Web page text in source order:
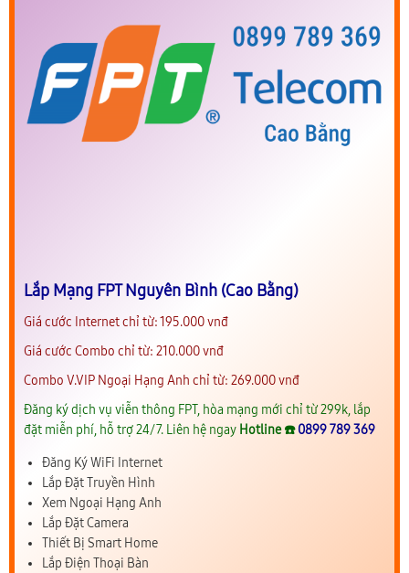
Lắp Mạng FPT Nguyên Bình (Cao Bằng)
Giá cước Internet chỉ từ: 195.000 vnđ
Giá cước Combo chỉ từ: 210.000 vnđ
Combo V.VIP Ngoại Hạng Anh chỉ từ: 269.000 vnđ
Đăng ký dịch vụ viễn thông FPT, hòa mạng mới chỉ từ 299k, lắp
đặt miễn phí, hỗ trợ 24/7. Liên hệ ngay Hotline ☎️0899 789 369
Đăng Ký WiFi Internet
Lắp Đặt Truyền Hình
Xem Ngoại Hạng Anh
Lắp Đặt Camera
Thiết Bị Smart Home
Lắp Điện Thoại Bàn